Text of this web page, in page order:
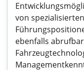
von
ebenfalls